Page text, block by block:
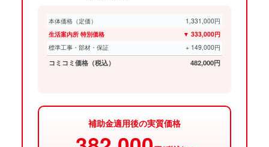
本体価格（定価）
1,331,000円
生活案内所 特別価格
▼ 333,000円
標準工事・部材・保証
+ 149,000円
コミコミ価格（税込） 482,000円
補助金適用後の実質価格